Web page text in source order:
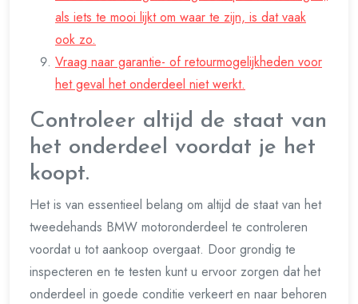
als iets te mooi lijkt om waar te zijn, is dat vaak
ook zo.
Vraag naar garantie- of retourmogelijkheden voor
het geval het onderdeel niet werkt.
Controleer altijd de staat van
het onderdeel voordat je het
koopt.
Het is van essentieel belang om altijd de staat van het
tweedehands BMW motoronderdeel te controleren
voordat u tot aankoop overgaat. Door grondig te
inspecteren en te testen kunt u ervoor zorgen dat het
onderdeel in goede conditie verkeert en naar behoren